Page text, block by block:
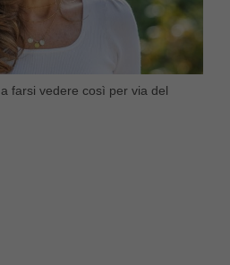
farsi vedere così per via del